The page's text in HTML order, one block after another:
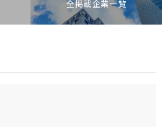
全掲載企業一覧